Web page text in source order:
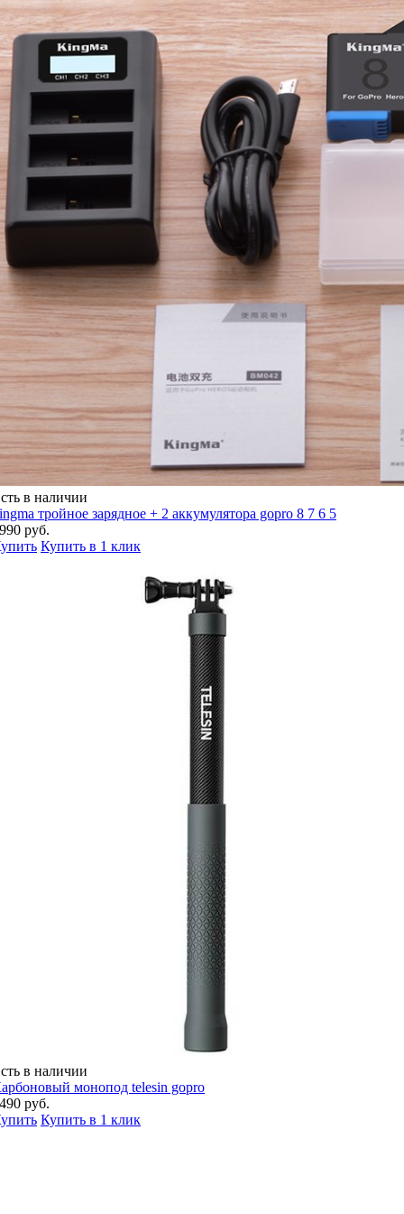
в наличии
тройное зарядное + 2 аккумулятора gopro 8 7 6 5
руб.
Купить в 1 клик
в наличии
монопод telesin gopro
руб.
Купить в 1 клик